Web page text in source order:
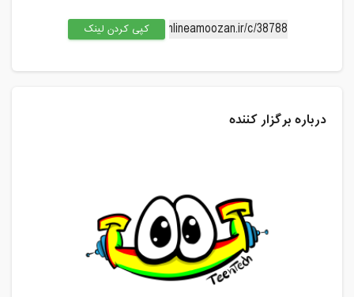
کپی کردن لینک
درباره برگزار کننده